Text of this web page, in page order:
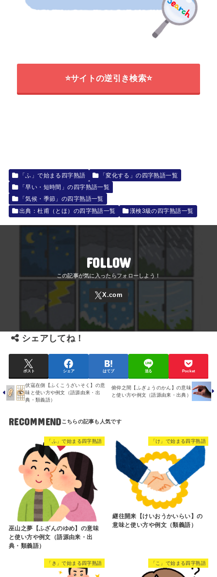
⭐サイトの逆引き検索⭐
「ふ」で始まる四字熟語
「変化する」の四字熟語一覧
「早い・短時間」の四字熟語一覧
「気候・季節」の四字熟語一覧
出典：杜甫（とほ）の四字熟語一覧
漢検3級の四字熟語一覧
FOLLOW
シェアしてね！
ポスト シェア はてブ 送る Pocket
伏寇在側【ふくこうざいそく】の意
味と使い方や例文（語源由来・出
典・類義語）
俯仰之間【ふぎょうのかん】の意味
と使い方や例文（語源由来・出典）
RECOMMEND
「ふ」で始まる四字熟語
巫山之夢【ふざんのゆめ】の意味
と使い方や例文（語源由来・出
典・類義語）
「け」で始まる四字熟語
継往開来【けいおうかいらい】の
意味と使い方や例文（類義語）
「き」で始まる四字熟語 「こ」で始まる四字熟語